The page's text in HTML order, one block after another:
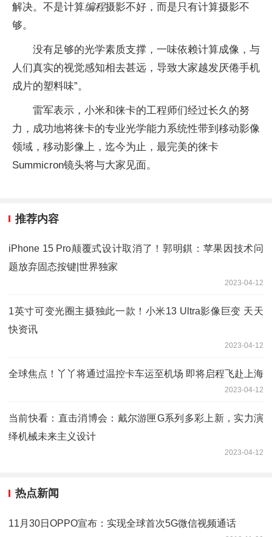
解决。不是计算编程摄影不好，而是只有计算摄影不
够。
没有足够的光学素质支撑，一味依赖计算成像，与
人们真实的视觉感知相去甚远，导致大家越发厌倦手机
成片的塑料味”。
雷军表示，小米和徕卡的工程师们经过长久的努
力，成功地将徕卡的专业光学能力系统性带到移动影像
领域，移动影像上，迄今为止，最完美的徕卡
Summicron镜头将与大家见面。
推荐内容
iPhone 15 Pro颠覆式设计取消了！郭明錤：苹果因技术问
题放弃固态按键|世界独家
2023-04-12
1英寸可变光圈主摄独此一款！小米13 Ultra影像巨变 天天
快资讯
2023-04-12
全球焦点！丫丫将通过温控卡车运至机场 即将启程飞赴上海
2023-04-12
当前快看：直击消博会：戴尔游匣G系列多彩上新，实力演
绎机械未来主义设计
2023-04-12
热点新闻
11月30日OPPO宣布：实现全球首次5G微信视频通话